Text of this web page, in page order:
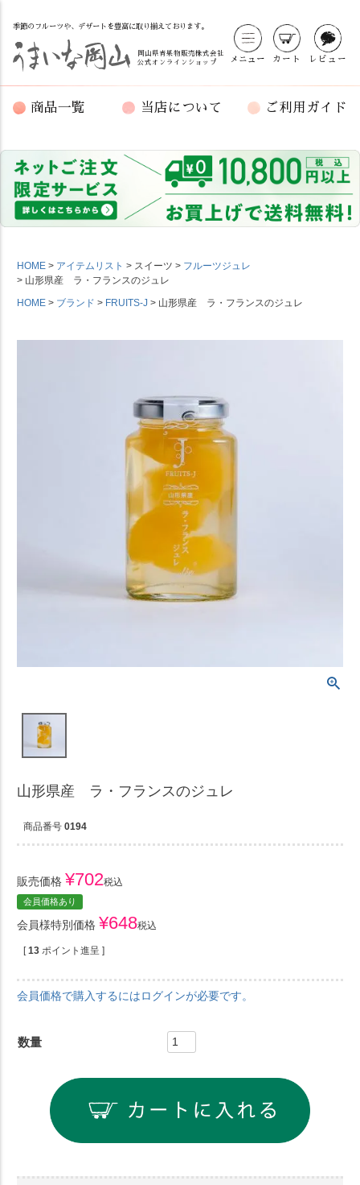
季節のフルーツや、デザートを豊富に取り揃えております。
岡山県青果物販売株式会社
公式オンラインショップ
メニュー カート レビュー
商品一覧 当店について ご利用ガイド
HOME アイテムリスト スイーツ
フルーツジュレ
山形県産 ラ・フランスのジュレ
HOME
ブランド FRUITS-J 山形県産 ラ・フランスのジュレ
山形県産 ラ・フランスのジュレ
商品番号 0194
販売価格 ¥702税込
会員価格あり
会員様特別価格 ¥648税込
[ 13 ポイント進呈 ]
会員価格で購入するにはログインが必要です。